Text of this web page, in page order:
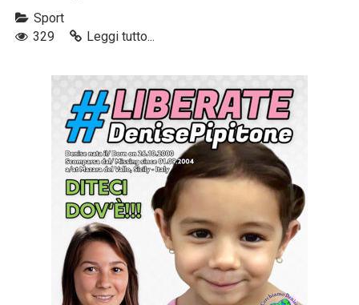
Sport
329
Leggi tutto...